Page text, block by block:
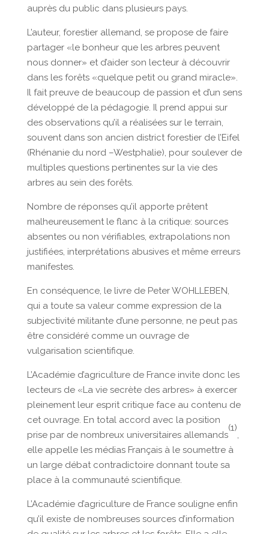
auprès du public dans plusieurs pays.
L’auteur, forestier allemand, se propose de faire
partager «le bonheur que les arbres peuvent
nous donner» et d’aider son lecteur à découvrir
dans les forêts «quelque petit ou grand miracle».
Il fait preuve de beaucoup de passion et d’un sens
développé de la pédagogie. Il prend appui sur
des observations qu’il a réalisées sur le terrain,
souvent dans son ancien district forestier de l’Eifel
(Rhénanie du nord –Westphalie), pour soulever de
multiples questions pertinentes sur la vie des
arbres au sein des forêts.
Nombre de réponses qu’il apporte prêtent
malheureusement le flanc à la critique: sources
absentes ou non vérifiables, extrapolations non
justifiées, interprétations abusives et même erreurs
manifestes.
En conséquence, le livre de Peter WOHLLEBEN,
qui a toute sa valeur comme expression de la
subjectivité militante d’une personne, ne peut pas
être considéré comme un ouvrage de
vulgarisation scientifique.
L’Académie d’agriculture de France invite donc les
lecteurs de «La vie secrète des arbres» à exercer
pleinement leur esprit critique face au contenu de
cet ouvrage. En total accord avec la position
prise par de nombreux universitaires allemands
(1)
,
elle appelle les médias Français à le soumettre à
un large débat contradictoire donnant toute sa
place à la communauté scientifique.
L’Académie d’agriculture de France souligne enfin
qu’il existe de nombreuses sources d’information